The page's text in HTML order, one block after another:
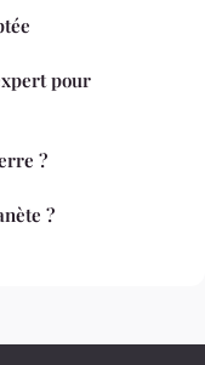
pour
?
?